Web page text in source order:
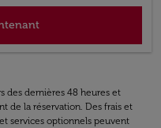
des dernières 48 heures et
de la réservation. Des frais et
services optionnels peuvent